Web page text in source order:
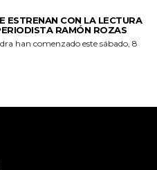
ESTRENAN CON LA LECTURA
RAMÓN ROZAS
han comenzado este sábado, 8